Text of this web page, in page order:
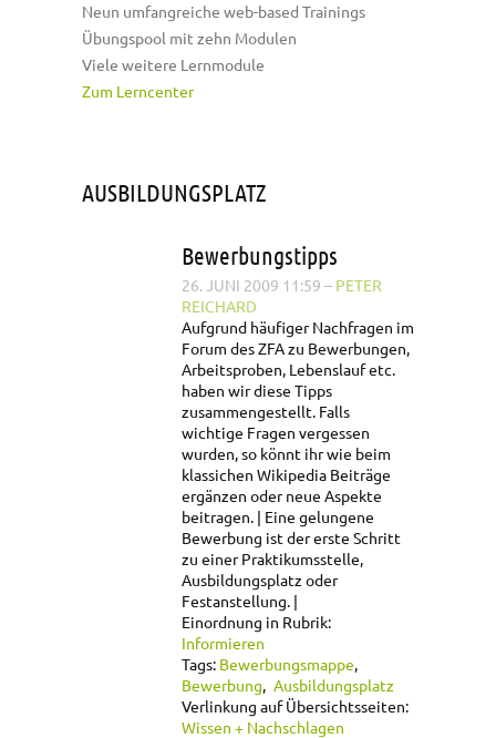
Neun umfangreiche web-based Trainings
Übungspool mit zehn Modulen
Viele weitere Lernmodule
Zum Lerncenter
AUSBILDUNGSPLATZ
Bewerbungstipps
26. JUNI 2009 11:59 – PETER
REICHARD
Aufgrund häufiger Nachfragen im
Forum des ZFA zu Bewerbungen,
Arbeitsproben, Lebenslauf etc.
haben wir diese Tipps
zusammengestellt. Falls
wichtige Fragen vergessen
wurden, so könnt ihr wie beim
klassichen Wikipedia Beiträge
ergänzen oder neue Aspekte
beitragen.
Eine gelungene
Bewerbung ist der erste Schritt
zu einer Praktikumsstelle,
Ausbildungsplatz oder
Festanstellung.
Einordnung in Rubrik:
Informieren
Tags: Bewerbungsmappe
Bewerbung
Ausbildungsplatz
Verlinkung auf Übersichtsseiten:
Wissen + Nachschlagen